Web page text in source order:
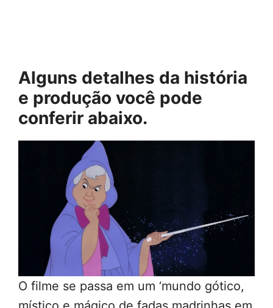
Alguns detalhes da história
e produção você pode
conferir abaixo.
O filme se passa em um ‘mundo gótico,